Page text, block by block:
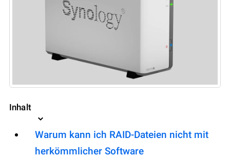
Inhalt
Warum kann ich RAID-Dateien nicht mit
herkömmlicher Software